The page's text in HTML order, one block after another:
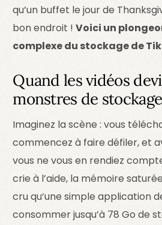
qu’un buffet le jour de
bon endroit !Voici un
complexe du stockage de
Quand les vidéos
monstres de stockage
Imaginez la scène : vous
commencez à faire défiler, et
vous ne vous en rendiez
crie à l’aide, la mémoire
cru qu’une simple application
consommer jusqu’à 78 Go de